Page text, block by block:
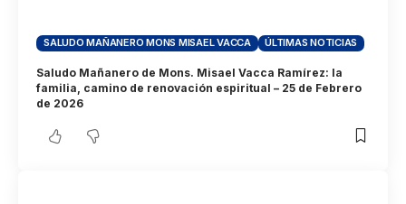
SALUDO MAÑANERO MONS MISAEL VACCA ÚLTIMAS NOTICIAS
Saludo Mañanero de Mons. Misael Vacca Ramírez: la
familia, camino de renovación espiritual – 25 de Febrero
de 2026